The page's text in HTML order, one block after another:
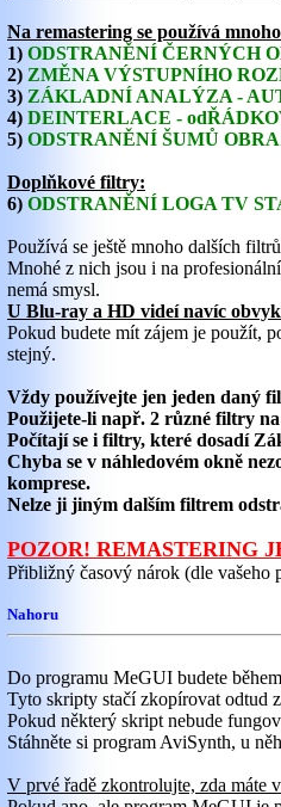
Na remastering se používá
1) ODSTRANĚNÍ ČERNÝCH
2) ZMĚNA VÝSTUPNÍHO
3) ZÁKLADNÍ ANALÝZA -
4) DEINTERLACE -
5) ODSTRANĚNÍ ŠUMŮ
Doplňkové filtry:
6) ODSTRANĚNÍ LOGA TV
Používá se ještě mnoho dalších
Mnohé z nich jsou i na
nemá smysl.
U Blu-ray a HD videí navíc
Pokud budete mít zájem je použít,
stejný.
Vždy používejte jen jeden daný
Použijete-li např. 2 různé filtry
Počítají se i filtry, které dosadí
Chyba se v náhledovém okně
komprese.
Nelze ji jiným dalším filtrem
POZOR! REMASTERING
Přibližný časový nárok (dle vašeho
Nahoru
Do programu MeGUI budete
Tyto skripty stačí zkopírovat odtud
Pokud některý skript nebude
Stáhněte si program AviSynth, u
V prvé řadě zkontrolujte, zda máte